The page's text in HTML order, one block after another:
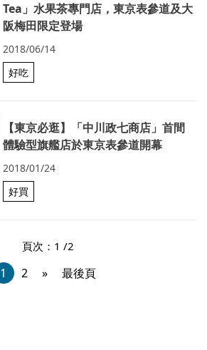
Tea」水果茶專門店，東京表參道及大
阪梅田限定登場
2018/06/14
好吃
【東京必逛】「中川政七商店」首間
體驗型旗艦店於東京表參道開幕
2018/01/24
好買
頁次：1 /2
1 2 » 最後頁